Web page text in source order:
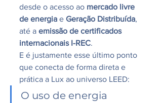
desde o acesso ao mercado livre
de energia e Geração Distribuída,
até a emissão de certificados
internacionais I-REC.
E é justamente esse último ponto
que conecta de forma direta e
prática a Lux ao universo LEED:
O uso de energia